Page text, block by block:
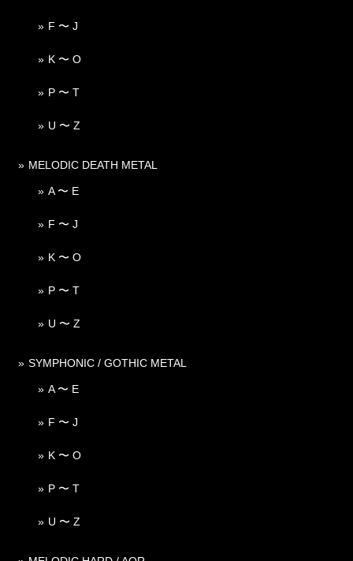
F 〜 J
K 〜 O
P 〜 T
U 〜 Z
MELODIC DEATH METAL
A 〜 E
F 〜 J
K 〜 O
P 〜 T
U 〜 Z
SYMPHONIC / GOTHIC METAL
A 〜 E
F 〜 J
K 〜 O
P 〜 T
U 〜 Z